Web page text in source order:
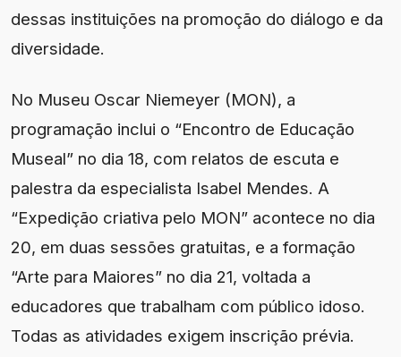
dessas instituições na promoção do diálogo e da
diversidade.
No Museu Oscar Niemeyer (MON), a
programação inclui o “Encontro de Educação
Museal” no dia 18, com relatos de escuta e
palestra da especialista Isabel Mendes. A
“Expedição criativa pelo MON” acontece no dia
20, em duas sessões gratuitas, e a formação
“Arte para Maiores” no dia 21, voltada a
educadores que trabalham com público idoso.
Todas as atividades exigem inscrição prévia.